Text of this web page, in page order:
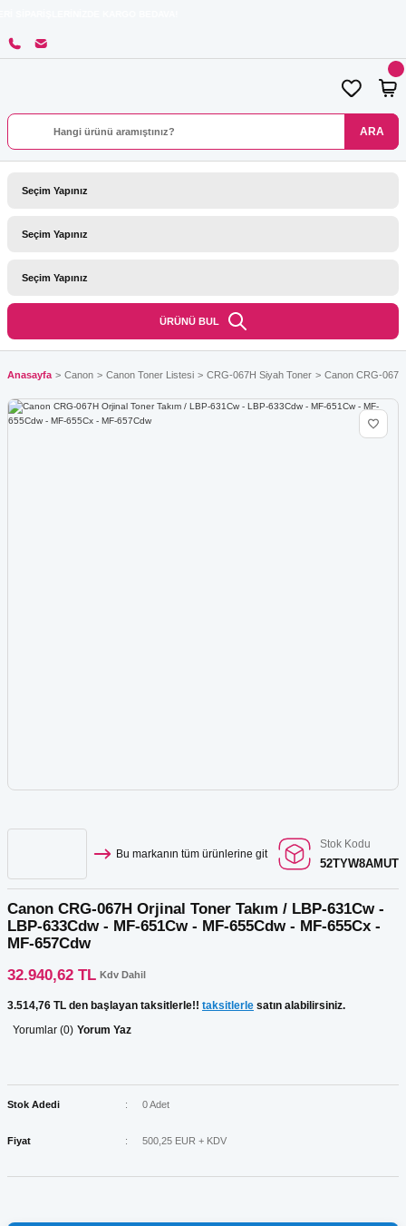
ARA
ÜRÜNÜ BUL
Anasayfa Canon Canon Toner Listesi CRG-067H Siyah Toner Canon CRG-
Bu markanın tüm ürünlerine git
Stok Kodu
52TYW8AMUT
Canon CRG-067H Orjinal Toner Takım / LBP-631Cw -
LBP-633Cdw - MF-651Cw - MF-655Cdw - MF-655Cx -
MF-657Cdw
32.940,62 TL Kdv Dahil
3.514,76 TL den başlayan taksitlerle!! taksitlerle satın alabilirsiniz.
Yorumlar (0) Yorum Yaz
Stok Adedi 0 Adet
Fiyat 500,25 EUR + KDV